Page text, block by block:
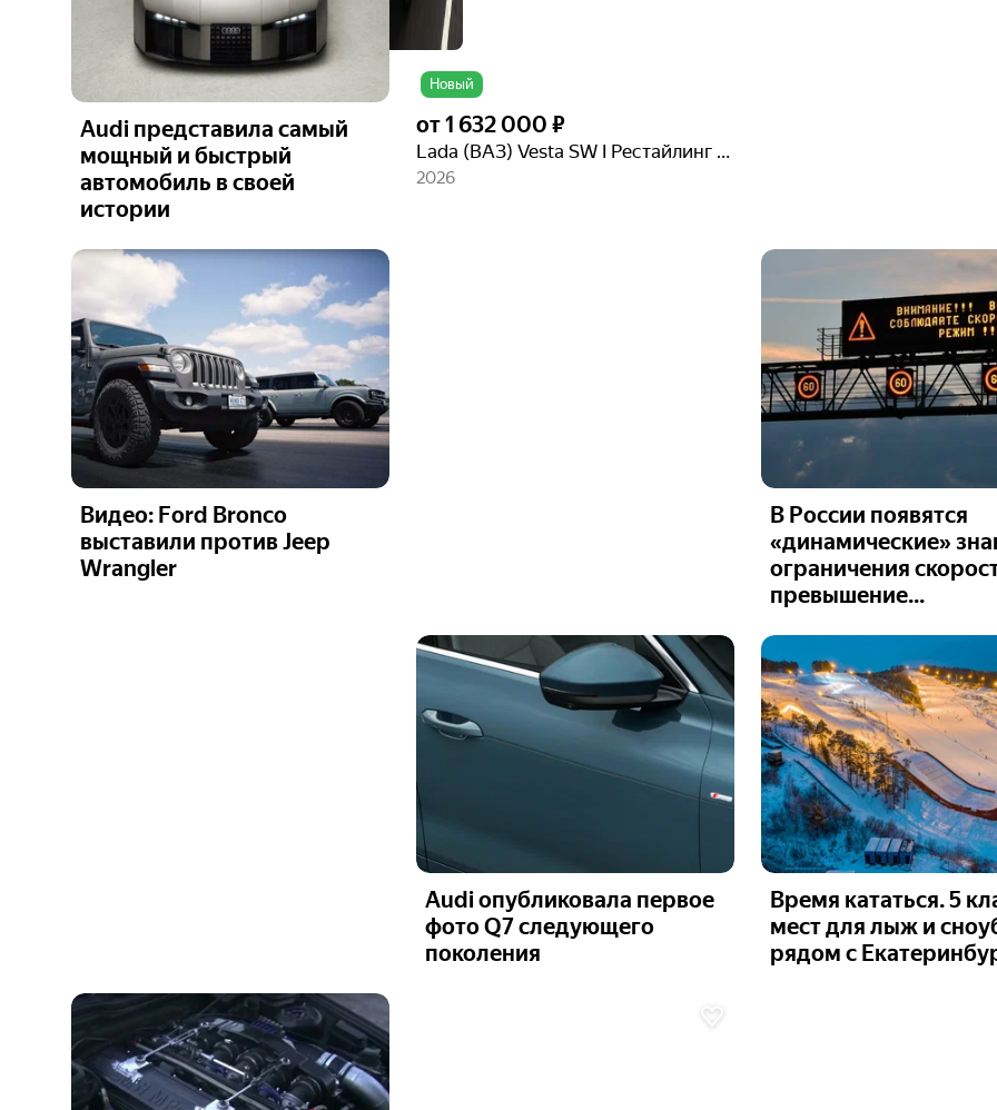
Audi представила самый
мощный и быстрый
автомобиль в своей
истории
Новый
от1 632 000 ₽
Lada (ВАЗ) Vesta SW I Рестайлинг (NG)
2026
Видео: Ford Bronco
выставили против Jeep
Wrangler
В России появятся
«динамические»
ограничения
превышение...
Audi опубликовала первое
фото Q7 следующего
поколения
Время кататься. 5
мест для лыж и
рядом с